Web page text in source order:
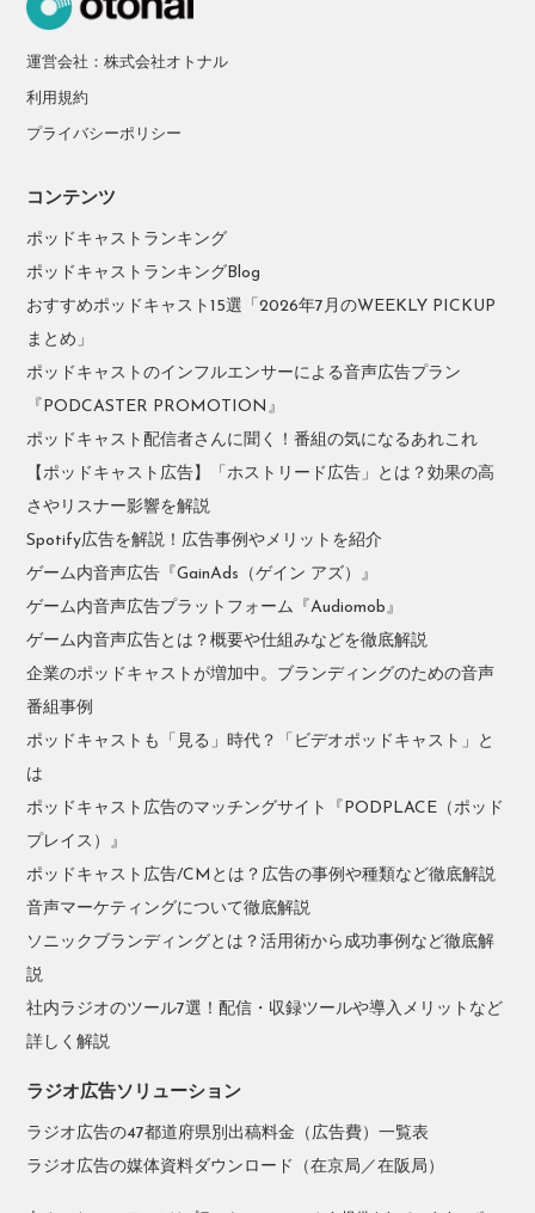
運営会社：株式会社オトナル
利用規約
プライバシーポリシー
コンテンツ
ポッドキャストランキング
ポッドキャストランキングBlog
おすすめポッドキャスト15選「2026年7月のWEEKLY PICKUP
まとめ」
ポッドキャストのインフルエンサーによる音声広告プラン
『PODCASTER PROMOTION』
ポッドキャスト配信者さんに聞く！番組の気になるあれこれ
【ポッドキャスト広告】「ホストリード広告」とは？効果の高
さやリスナー影響を解説
Spotify広告を解説！広告事例やメリットを紹介
ゲーム内音声広告『GainAds（ゲイン アズ）』
ゲーム内音声広告プラットフォーム『Audiomob』
ゲーム内音声広告とは？概要や仕組みなどを徹底解説
企業のポッドキャストが増加中。ブランディングのための音声
番組事例
ポッドキャストも「見る」時代？「ビデオポッドキャスト」と
は
ポッドキャスト広告のマッチングサイト『PODPLACE（ポッド
プレイス）』
ポッドキャスト広告/CMとは？広告の事例や種類など徹底解説
音声マーケティングについて徹底解説
ソニックブランディングとは？活用術から成功事例など徹底解
説
社内ラジオのツール7選！配信・収録ツールや導入メリットなど
詳しく解説
ラジオ広告ソリューション
ラジオ広告の47都道府県別出稿料金（広告費）一覧表
ラジオ広告の媒体資料ダウンロード（在京局／在阪局）